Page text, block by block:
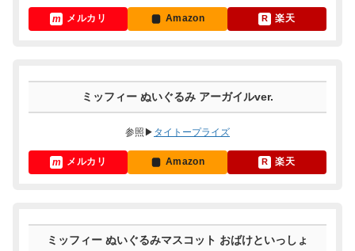
メルカリ Amazon 楽天
ミッフィー ぬいぐるみ アーガイルver.
参照▶ タイトープライズ
メルカリ Amazon 楽天
ミッフィー ぬいぐるみマスコット おばけといっしょ